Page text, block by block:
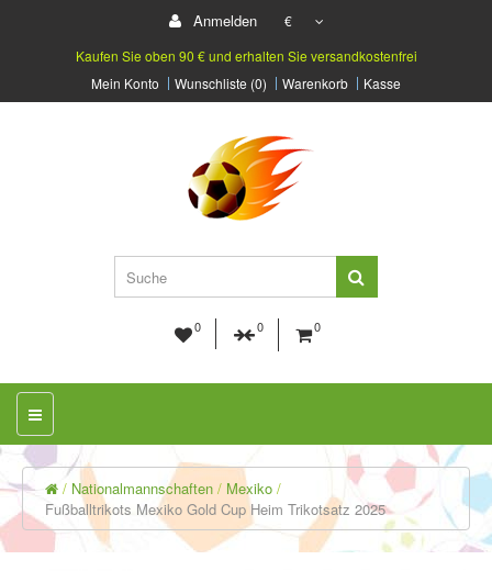
Anmelden
€
Kaufen Sie oben 90 € und erhalten Sie versandkostenfrei
Mein Konto
Wunschliste (0) Warenkorb Kasse
0 0 0
Nationalmannschaften
Mexiko
Fußballtrikots Mexiko Gold Cup Heim Trikotsatz 2025